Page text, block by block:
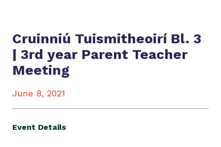
Cruinniú Tuismitheoirí Bl. 3
| 3rd year Parent Teacher
Meeting
June 8, 2021
Event Details